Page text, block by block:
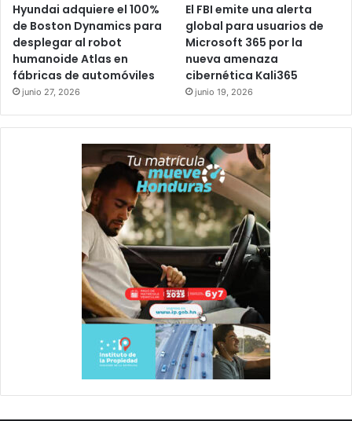
Hyundai adquiere el 100%
de Boston Dynamics para
desplegar al robot
humanoide Atlas en
fábricas de automóviles
junio 27, 2026
El FBI emite una alerta
global para usuarios de
Microsoft 365 por la
nueva amenaza
cibernética Kali365
junio 19, 2026